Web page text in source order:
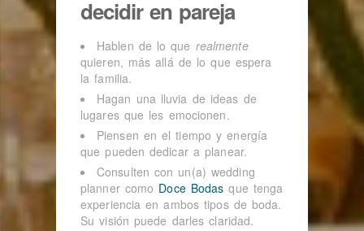
decidir en pareja
Hablen de lo que realmente
quieren, más allá de lo que espera
la familia.
Hagan una lluvia de ideas de
lugares que les emocionen.
Piensen en el tiempo y energía
que pueden dedicar a planear.
Consulten con un(a) wedding
planner como Doce Bodas que tenga
experiencia en ambos tipos de boda.
Su visión puede darles claridad.